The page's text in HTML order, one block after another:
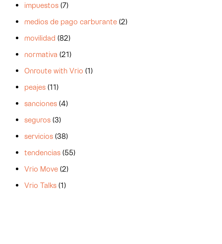
impuestos(7)
medios de pago carburante(2)
movilidad (82)
normativa (21)
Onroute with Vrio (1)
peajes(11)
sanciones(4)
seguros(3)
servicios(38)
tendencias(55)
Vrio Move(2)
Vrio Talks(1)